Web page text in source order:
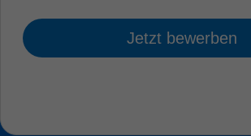
Jetzt bewerben